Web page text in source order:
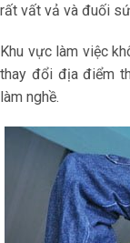
rất vất vả và đuối
Khu vực làm việc
thay đổi địa điểm
làm nghề.